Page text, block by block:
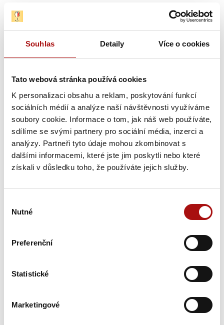
Souhlas Detaily Více o cookies
Tato webová stránka používá cookies
K personalizaci obsahu a reklam, poskytování funkcí
sociálních médií a analýze naší návštěvnosti využíváme
soubory cookie. Informace o tom, jak náš web používáte,
sdílíme se svými partnery pro sociální média, inzerci a
analýzy. Partneři tyto údaje mohou zkombinovat s
dalšími informacemi, které jste jim poskytli nebo které
získali v důsledku toho, že používáte jejich služby.
souhlasu
Nutné
Preferenční
Statistické
Marketingové
Novinky
Šampionem Národní soutěže vín v Čechách
se stal Ryzlink rýnský z Mělníka
vín z vinařské oblasti Čechy. Titul Šampiona a zároveň…